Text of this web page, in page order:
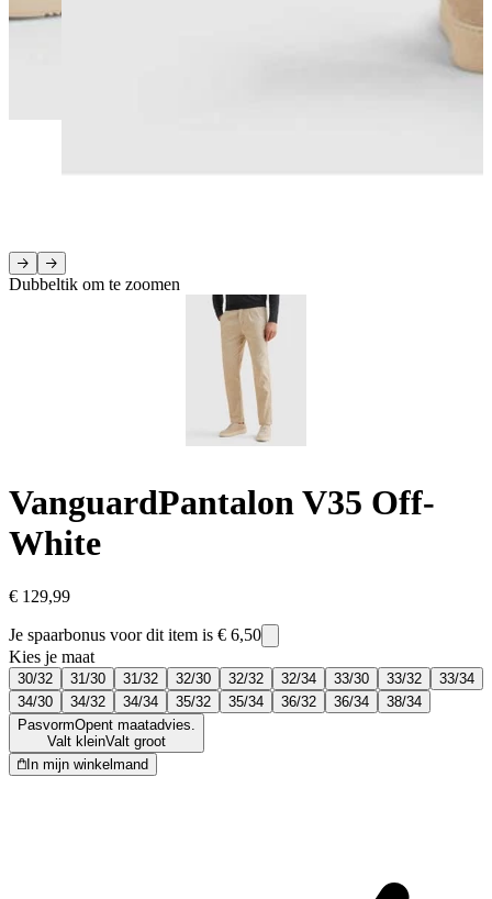
Dubbeltik om te zoomen
VanguardPantalon V35 Off-
White
€ 129,99
Je spaarbonus voor dit item is € 6,50
Kies je maat
30/32 31/30 31/32 32/30 32/32 32/34 33/30 33/32
33/34
34/30
34/32 34/34 35/32 35/34 36/32 36/34
38/34
PasvormOpent maatadvies.
Valt kleinValt groot
In mijn winkelmand